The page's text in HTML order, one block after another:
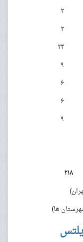
۳
۳
۲۴
۹
۶
۶
۹
۲۱۸
ها)